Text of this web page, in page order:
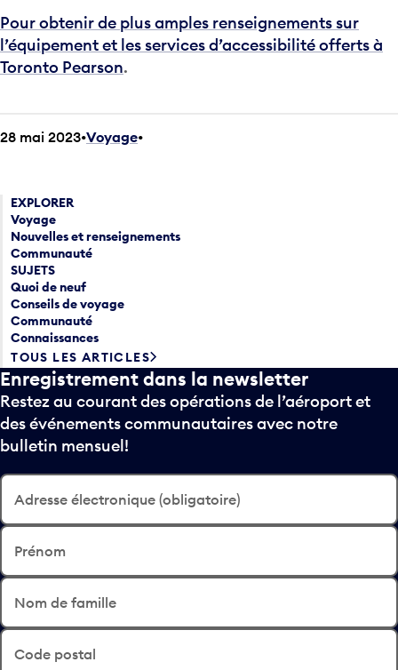
Pour obtenir de plus amples renseignements sur
l’équipement et les services d’accessibilité offerts à
Toronto Pearson.
28 mai 2023 Voyage•
EXPLORER
Voyage
Nouvelles et renseignements
Communauté
SUJETS
Quoi de neuf
Conseils de voyage
Communauté
Connaissances
TOUS LES ARTICLES
Enregistrement dans la newsletter
Restez au courant des opérations de l’aéroport et
des événements communautaires avec notre
bulletin mensuel!
Adresse électronique (obligatoire)
Prénom
Nom de famille
Code postal